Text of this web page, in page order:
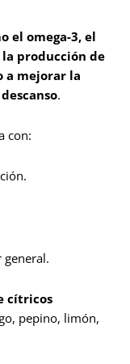
el omega-3, el
producción de
a mejorar la
.
con:
general.
cítricos
pepino, limón,